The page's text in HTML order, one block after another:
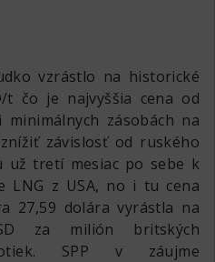
vzrástlo na historické
t čo je najvyššia cena od
zásobách na
závislosť od ruského
už tretí mesiac po sebe k
LNG z USA, no i tu cena
27,59 dolára vyrástla na
za milión britských
SPP v záujme